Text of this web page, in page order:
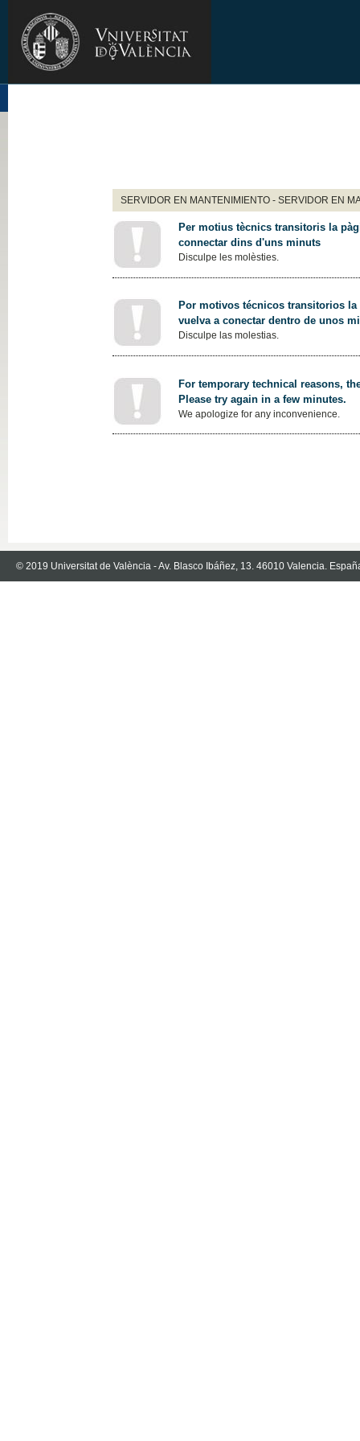
SERVIDOR EN MANTENIMIENTO - SERVIDOR EN
Per motius tècnics transitoris la
connectar dins d'uns minuts
Disculpe les molèsties.
Por motivos técnicos transitorios
vuelva a conectar dentro de unos
Disculpe las molestias.
For temporary technical reasons,
Please try again in a few minutes.
We apologize for any inconvenience.
© 2019 Universitat de València - Av. Blasco Ibáñez, 13. 46010 Valencia.